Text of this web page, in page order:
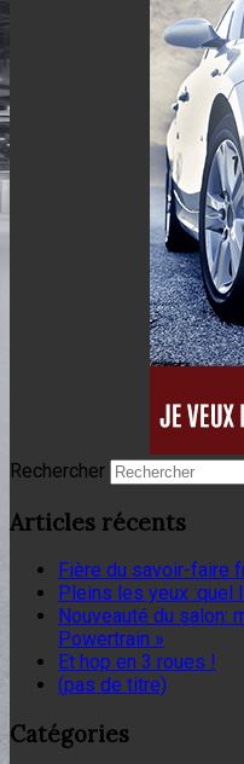
Rechercher
Articles récents
Fière du savoir-faire
Pleins les yeux :quel
Nouveauté du salon:
Powertrain »
Et hop en 3 roues !
(pas de titre)
Catégories